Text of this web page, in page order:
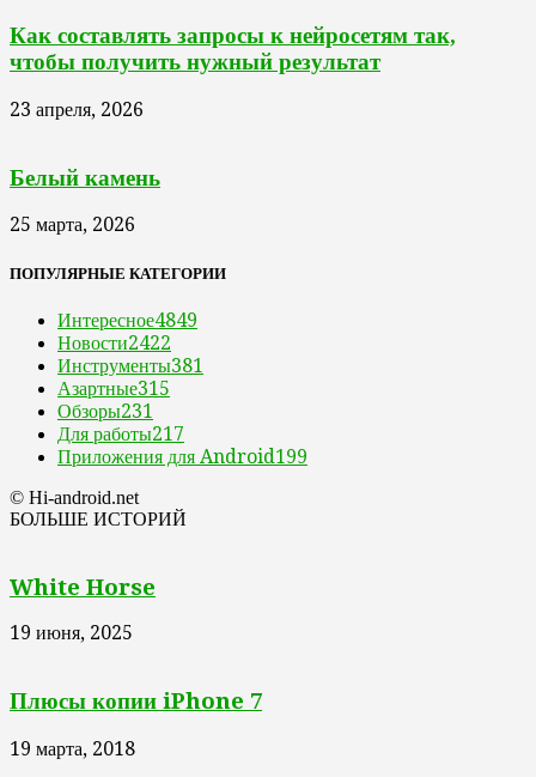
Как составлять запросы к нейросетям так,
чтобы получить нужный результат
23 апреля, 2026
Белый камень
25 марта, 2026
ПОПУЛЯРНЫЕ КАТЕГОРИИ
Интересное4849
Новости2422
Инструменты381
Азартные315
Обзоры231
Для работы217
Приложения для Android199
© Hi-android.net
БОЛЬШЕ ИСТОРИЙ
White Horse
19 июня, 2025
Плюсы копии iPhone 7
19 марта, 2018